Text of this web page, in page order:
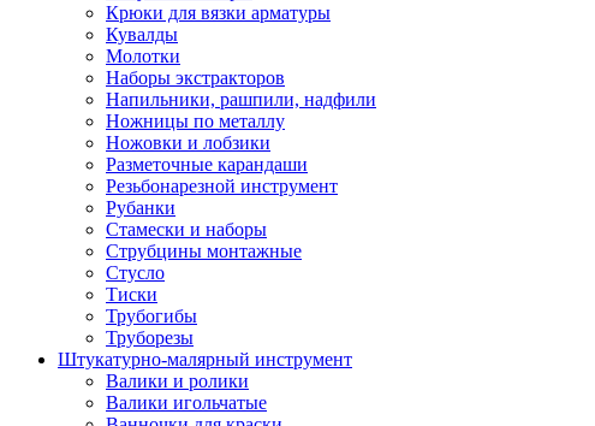
Крюки для вязки арматуры
Кувалды
Молотки
Наборы экстракторов
Напильники, рашпили, надфили
Ножницы по металлу
Ножовки и лобзики
Разметочные карандаши
Резьбонарезной инструмент
Рубанки
Стамески и наборы
Струбцины монтажные
Стусло
Тиски
Трубогибы
Труборезы
Штукатурно-малярный инструмент
Валики и ролики
Валики игольчатые